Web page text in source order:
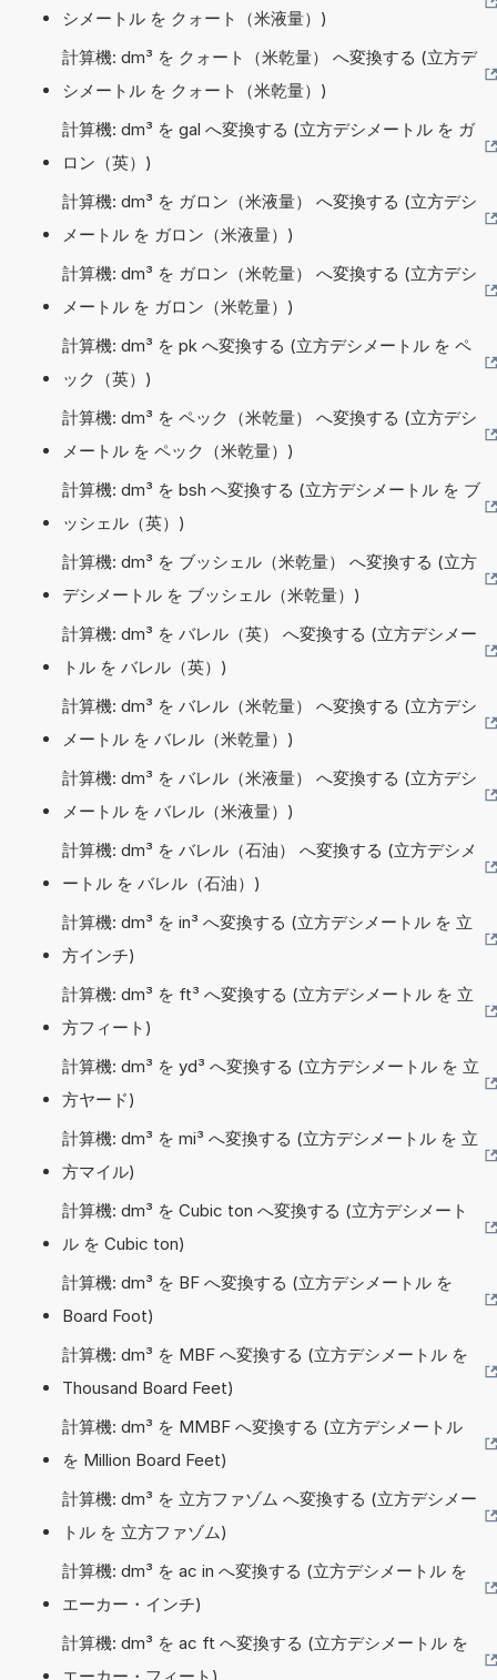
シメートル を クォート（米液量）)
計算機: dm³ を クォート（米乾量） へ変換する (立方デ
シメートル を クォート（米乾量）)
計算機: dm³ を gal へ変換する (立方デシメートル を ガ
ロン（英）)
計算機: dm³ を ガロン（米液量） へ変換する (立方デシ
メートル を ガロン（米液量）)
計算機: dm³ を ガロン（米乾量） へ変換する (立方デシ
メートル を ガロン（米乾量）)
計算機: dm³ を pk へ変換する (立方デシメートル を ペ
ック（英）)
計算機: dm³ を ペック（米乾量） へ変換する (立方デシ
メートル を ペック（米乾量）)
計算機: dm³ を bsh へ変換する (立方デシメートル を ブ
ッシェル（英）)
計算機: dm³ を ブッシェル（米乾量） へ変換する (立方
デシメートル を ブッシェル（米乾量）)
計算機: dm³ を バレル（英） へ変換する (立方デシメー
トル を バレル（英）)
計算機: dm³ を バレル（米乾量） へ変換する (立方デシ
メートル を バレル（米乾量）)
計算機: dm³ を バレル（米液量） へ変換する (立方デシ
メートル を バレル（米液量）)
計算機: dm³ を バレル（石油） へ変換する (立方デシメ
ートル を バレル（石油）)
計算機: dm³ を in³ へ変換する (立方デシメートル を 立
方インチ)
計算機: dm³ を ft³ へ変換する (立方デシメートル を 立
方フィート)
計算機: dm³ を yd³ へ変換する (立方デシメートル を 立
方ヤード)
計算機: dm³ を mi³ へ変換する (立方デシメートル を 立
方マイル)
計算機: dm³ を Cubic ton へ変換する (立方デシメート
ル を Cubic ton)
計算機: dm³ を BF へ変換する (立方デシメートル を
Board Foot)
計算機: dm³ を MBF へ変換する (立方デシメートル を
Thousand Board Feet)
計算機: dm³ を MMBF へ変換する (立方デシメートル
を Million Board Feet)
計算機: dm³ を 立方ファゾム へ変換する (立方デシメー
トル を 立方ファゾム)
計算機: dm³ を ac in へ変換する (立方デシメートル を
エーカー・インチ)
計算機: dm³ を ac ft へ変換する (立方デシメートル を
エーカー・フィート)